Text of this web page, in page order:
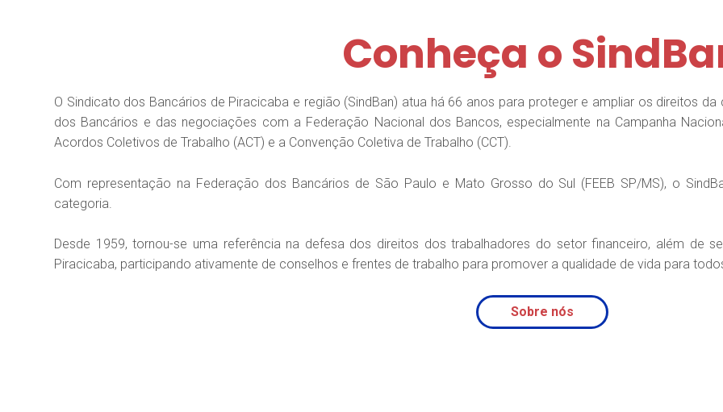
Conheça o
O Sindicato dos Bancários de Piracicaba e região (SindBan) atua há 66 anos para proteger e ampliar os direitos
dos Bancários e das negociações com a Federação Nacional dos Bancos, especialmente na Campanha
Acordos Coletivos de Trabalho (ACT) e a Convenção Coletiva de Trabalho (CCT).
Com representação na Federação dos Bancários de São Paulo e Mato Grosso do Sul (FEEB SP/MS), o
categoria.
Desde 1959, tornou-se uma referência na defesa dos direitos dos trabalhadores do setor financeiro, além de
Piracicaba, participando ativamente de conselhos e frentes de trabalho para promover a qualidade de vida para
Sobre nós